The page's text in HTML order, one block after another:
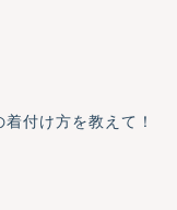
付け方を教えて！